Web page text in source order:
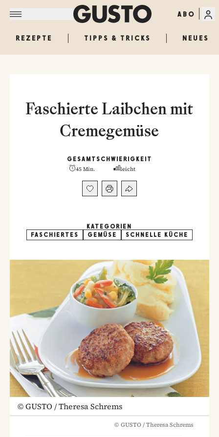
ABO
REZEPTE TIPPS & TRICKS NEUES
Faschierte Laibchen mit
Cremegemüse
GESAMT
45 Min.
SCHWIERIGKEIT
leicht
KATEGORIEN
FASCHIERTES
GEMÜSE SCHNELLE KÜCHE
©GUSTO / Theresa Schrems
© GUSTO / Theresa Schrems